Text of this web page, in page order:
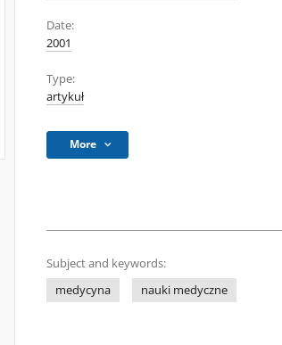
Date:
2001
Type:
artykuł
More
Subject and keywords:
medycyna
nauki medyczne